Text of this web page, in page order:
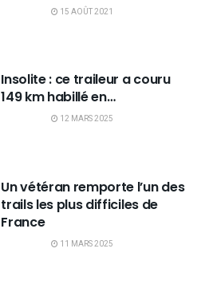
15 AOÛT 2021
Insolite : ce traileur a couru
149 km habillé en…
12 MARS 2025
Un vétéran remporte l’un des
trails les plus difficiles de
France
11 MARS 2025